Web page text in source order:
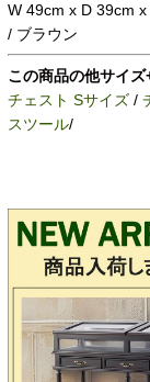
W 49cm x D 39cm x
/ ブラウン
この商品の他サイ
チェスト Sサイズ /
スツール/